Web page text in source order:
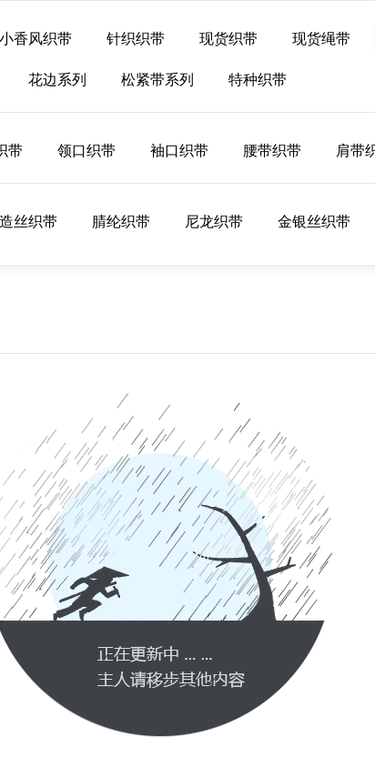
小香风织带 针织织带 现货织带 现货绳带
花边系列 松紧带系列 特种织带
带 领口织带 袖口织带 腰带织带 肩带
丝织带 腈纶织带 尼龙织带 金银丝织带